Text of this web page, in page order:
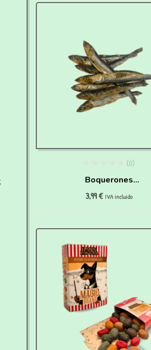
(0)
Boquerones
deshidratados para
3,99€ IVA incluido